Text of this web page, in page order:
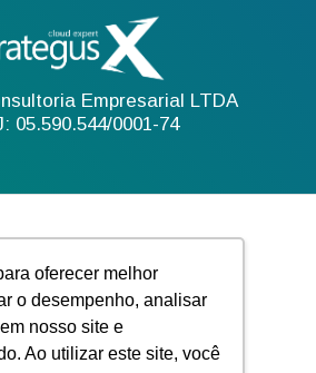
oferecer melhor
o desempenho, analisar
nosso site e
Ao utilizar este site, você
Empresarial LTDA
05.590.544/0001-74